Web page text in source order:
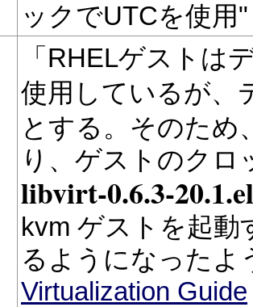
ックでUTCを使用
「RHELゲストは
使用しているが、
とする。そのた
り、ゲストのクロ
libvirt-0.6.3-
kvm ゲストを起
るようになった
Virtualization Guide